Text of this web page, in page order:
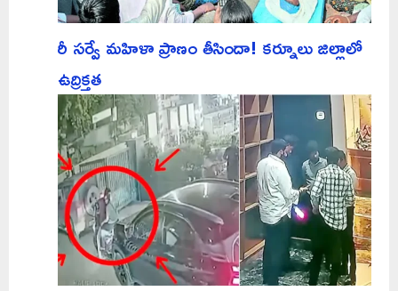
రీ సర్వే మహిళా ప్రాణం తీసిందా! కర్నూలు జిల్లాలో
ఉద్రిక్తత